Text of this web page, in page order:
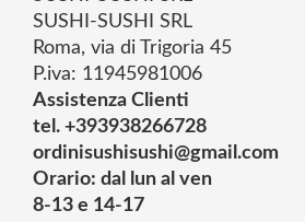
SUSHI-SUSHI SRL
Roma, via di Trigoria 45
P.iva: 11945981006
Assistenza Clienti
tel. +393938266728
ordinisushisushi@gmail.com
Orario: dal lun al ven
8-13 e 14-17